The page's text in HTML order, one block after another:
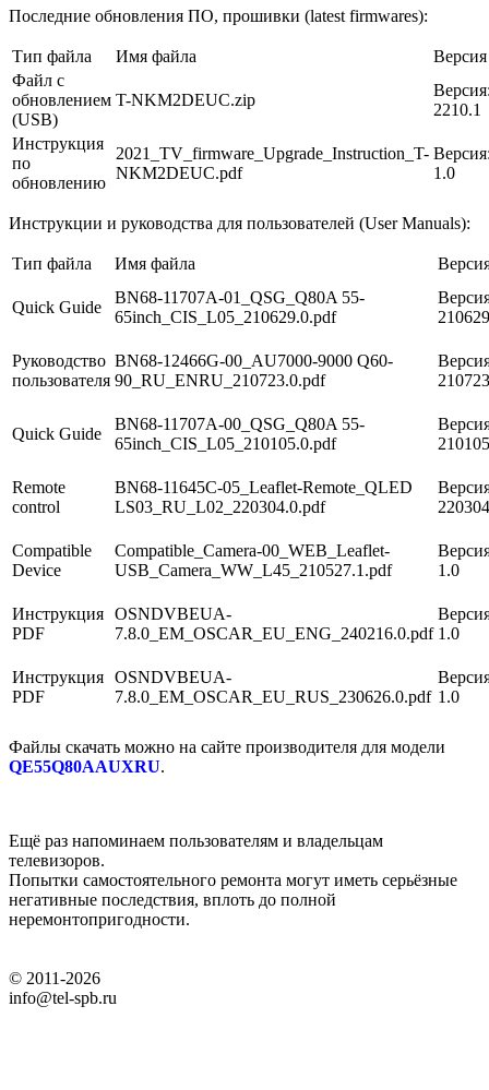
Последние обновления ПО, прошивки (latest firmwares):
Тип файла Имя файла
Версия
Файл с
обновлением
(USB)
T-NKM2DEUC.zip
2210.1
Инструкция
по
обновлению
2021_TV_firmware_Upgrade_Instruction_T-
NKM2DEUC.pdf
1.0
Инструкции и руководства для пользователей (User Manuals):
Тип файла Имя файла
Quick Guide
BN68-11707A-01_QSG_Q80A 55-
65inch_CIS_L05_210629.0.pdf
Руководство
пользователя
BN68-12466G-00_AU7000-9000 Q60-
90_RU_ENRU_210723.0.pdf
Quick Guide
BN68-11707A-00_QSG_Q80A 55-
65inch_CIS_L05_210105.0.pdf
Remote
control
BN68-11645C-05_Leaflet-Remote_QLED
LS03_RU_L02_220304.0.pdf
Compatible
Device
Compatible_Camera-00_WEB_Leaflet-
USB_Camera_WW_L45_210527.1.pdf
1.0
Инструкция
PDF
OSNDVBEUA-
7.8.0_EM_OSCAR_EU_ENG_240216.0.pdf 1.0
Инструкция
PDF
OSNDVBEUA-
7.8.0_EM_OSCAR_EU_RUS_230626.0.pdf 1.0
Файлы скачать можно на сайте производителя для модели
QE55Q80AAUXRU.
Ещё раз напоминаем пользователям и владельцам
телевизоров.
Попытки самостоятельного ремонта могут иметь серьёзные
негативные последствия, вплоть до полной
неремонтопригодности.
© 2011-2026
info@tel-spb.ru